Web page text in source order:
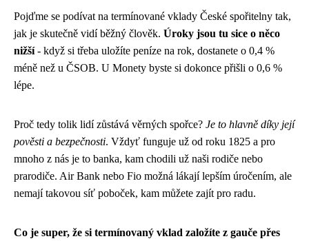
Pojďme se podívat na termínované vklady České spořitelny tak,
jak je skutečně vidí běžný člověk. Úroky jsou tu sice o něco
nižší- když si třeba uložíte peníze na rok, dostanete o 0,4 %
méně než u ČSOB. U Monety byste si dokonce přišli o 0,6 %
lépe.
Proč tedy tolik lidí zůstává věrných spořce? Je to hlavně díky její
pověsti a bezpečnosti. Vždyť funguje už od roku 1825 a pro
mnoho z nás je to banka, kam chodili už naši rodiče nebo
prarodiče. Air Bank nebo Fio možná lákají lepším úročením, ale
nemají takovou síť poboček, kam můžete zajít pro radu.
Co je super, že si termínovaný vklad založíte z gauče přes